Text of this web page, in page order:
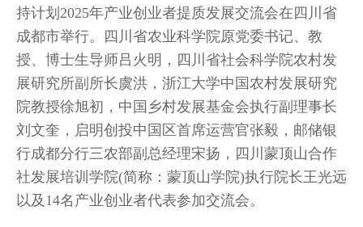
持计划2025年产业创业者提质发展交流会在四川省
成都市举行。四川省农业科学院原党委书记、教
授、博士生导师吕火明，四川省社会科学院农村发
展研究所副所长虞洪，浙江大学中国农村发展研究
院教授徐旭初，中国乡村发展基金会执行副理事长
刘文奎，启明创投中国区首席运营官张毅，邮储银
行成都分行三农部副总经理宋扬，四川蒙顶山合作
社发展培训学院(简称：蒙顶山学院)执行院长王光远
以及14名产业创业者代表参加交流会。